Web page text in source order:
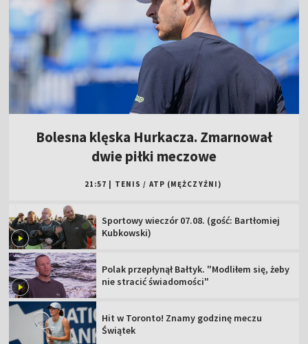
Bolesna klęska Hurkacza. Zmarnował
dwie piłki meczowe
21:57 TENIS / ATP (MĘŻCZYŹNI)
Sportowy wieczór 07.08. (gość: Bartłomiej
Kubkowski)
Polak przepłynął Bałtyk. "Modliłem się, żeby
nie stracić świadomości"
Hit w Toronto! Znamy godzinę meczu
Świątek